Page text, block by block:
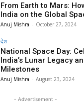
From Earth to Mars:
India on the Global
Anuj Mishra - October 27, 2024
देश
National Space Day:
India’s Lunar Legacy
Milestones
Anuj Mishra - August 23, 2024
- Advertisement -